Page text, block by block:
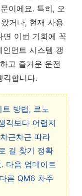
이에요. 특히, 오
거나, 현재 사용
면 이번 기회에 꼭
먼트 시스템 갱
고 즐거운 운전
각합니다.
방법, 르노
각보다 어렵지
근차근 따라
길 찾기 정확
다음 업데이트
른 QM6 차주